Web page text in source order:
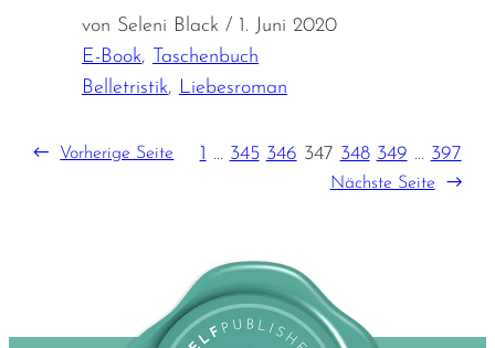
von Seleni Black / 1. Juni 2020
E-Book,
Taschenbuch
Belletristik, Liebesroman
← Vorherige Seite 1 … 345 346 347 348 349 … 397
Nächste Seite →